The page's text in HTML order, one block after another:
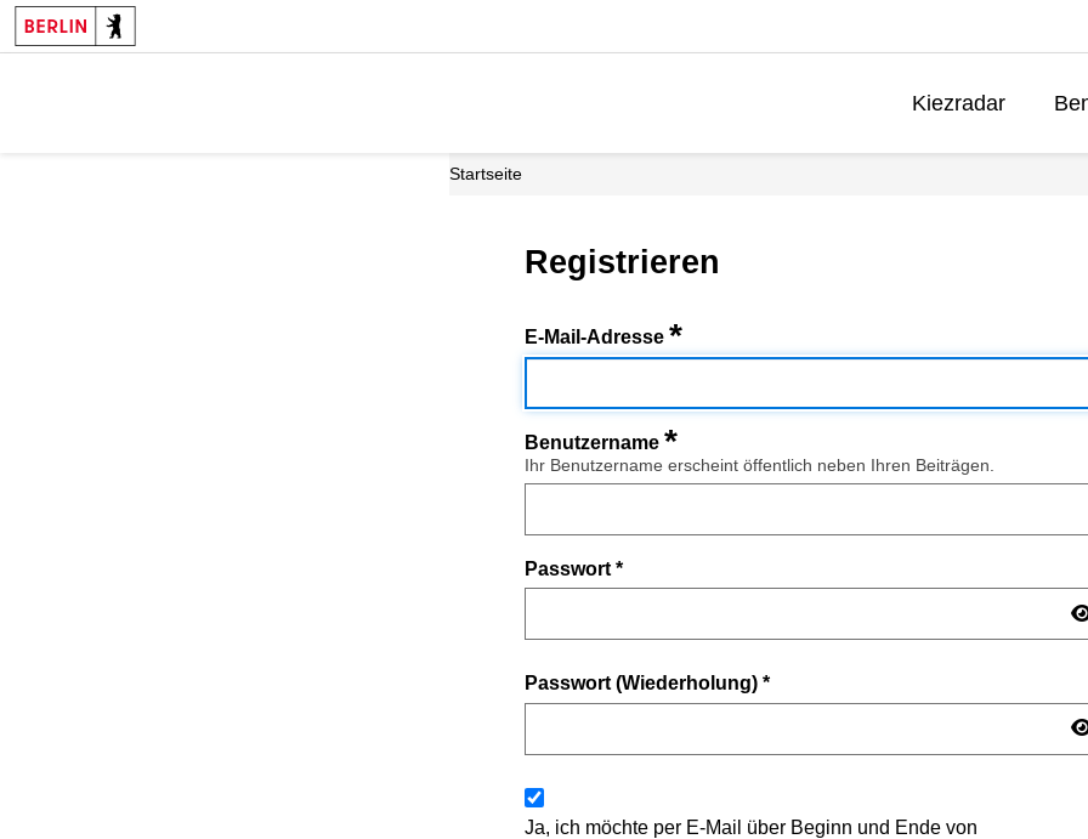
Kiezradar
Startseite
Registrieren
E-Mail-Adresse *
Benutzername *
Ihr Benutzername erscheint öffentlich neben Ihren Beiträgen.
Passwort *
Passwort (Wiederholung) *
Ja, ich möchte per E-Mail über Beginn und Ende von